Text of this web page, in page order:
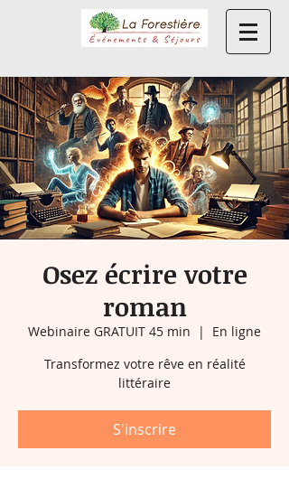
Osez écrire votre
roman
Webinaire GRATUIT 45 min
  |
En ligne
Transformez votre rêve en réalité
littéraire
S'inscrire